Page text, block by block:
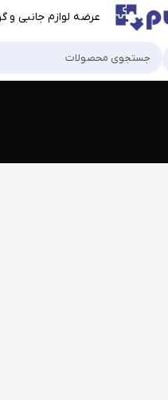
عرضه لوازم جانبی و